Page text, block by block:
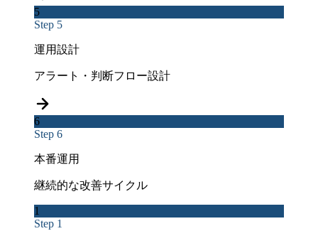
5
Step 5
運用設計
アラート・判断フロー設計
6
Step 6
本番運用
継続的な改善サイクル
1
Step 1